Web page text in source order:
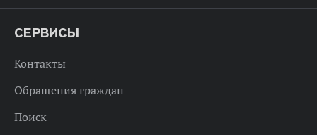
СЕРВИСЫ
Контакты
Обращения граждан
Поиск